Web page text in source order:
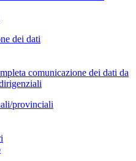
dei dati
comunicazione dei dati da
provinciali